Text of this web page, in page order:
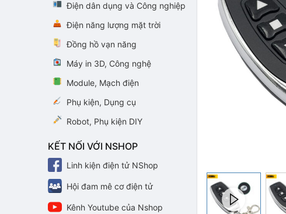
Điện dân dụng và Công nghiệp
Điện năng lượng mặt trời
Đồng hồ vạn năng
Máy in 3D, Công nghệ
Module, Mạch điện
Phụ kiện, Dụng cụ
Robot, Phụ kiện DIY
KẾT NỐI VỚI NSHOP
Linh kiện điện tử NShop
Hội đam mê cơ điện tử
Kênh Youtube của Nshop